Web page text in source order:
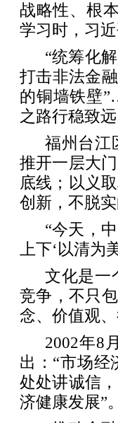
战略性、根
学习时，习
“统筹化
打击非法金
的铜墙铁壁
之路行稳致远
福州台江
推开一层大
底线；以义
创新，不脱
“今天，
上下‘以清
文化是一
竞争，不只
念、价值观、
2002年8
出：“市场经
处处讲诚信
济健康发展”。